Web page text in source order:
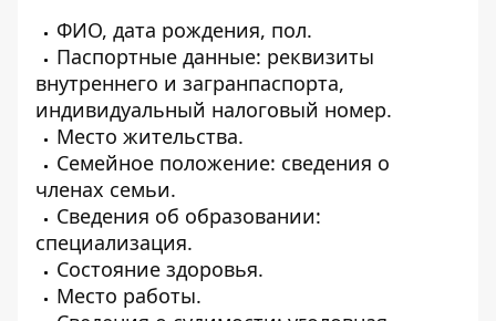
ФИО, дата рождения, пол.
Паспортные данные: реквизиты
внутреннего и загранпаспорта,
индивидуальный налоговый номер.
Место жительства.
Семейное положение: сведения о
членах семьи.
Сведения об образовании:
специализация.
Состояние здоровья.
Место работы.